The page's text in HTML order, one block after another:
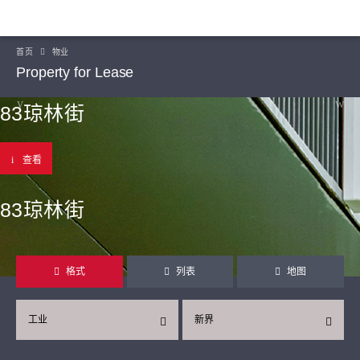
首页 物业
Property for Lease
83琼林街
查看
83琼林街
格式 列表 地图
新界
工业